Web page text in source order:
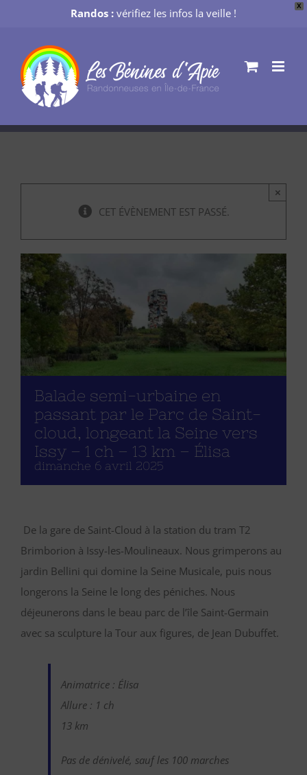
X
Randos : vérifiez les infos la veille !
contenu
CET ÉVÈNEMENT EST PASSÉ.
×
Balade semi-urbaine en
passant par le Parc de Saint-
cloud, longeant la Seine vers
Issy – 1 ch – 13 km – Élisa
dimanche 6 avril 2025
De la gare de Saint-Cloud à la station du tram T2
Brimborion à Issy-les-Moulineaux. Nous grimperons au
jardin Bellini qui domine la Seine Musicale, puis nous
longerons la Seine le long des péniches. Nous
déjeunerons dans le beau parc de l’île Saint-Germain
avec sa sculpture la Tour aux figures, de Jean Dubuffet.
Animatrice : Élisa
Allure : 1 ch
13 km
Pas de dénivelé, sauf les 100 marches